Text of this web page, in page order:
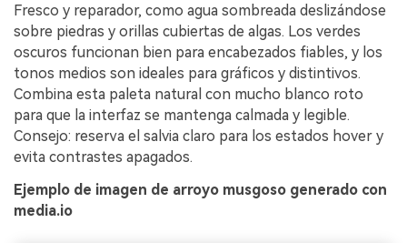
Fresco y reparador, como agua sombreada deslizándose
sobre piedras y orillas cubiertas de algas. Los verdes
oscuros funcionan bien para encabezados fiables, y los
tonos medios son ideales para gráficos y distintivos.
Combina esta paleta natural con mucho blanco roto
para que la interfaz se mantenga calmada y legible.
Consejo: reserva el salvia claro para los estados hover y
evita contrastes apagados.
Ejemplo de imagen de arroyo musgoso generado con
media.io